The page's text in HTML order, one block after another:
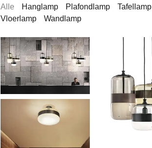
Alle Hanglamp Plafondlamp
Tafellamp
Vloerlamp
Wandlamp